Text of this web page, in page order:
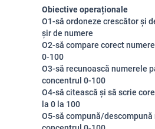
Obiective operaționale
O1-să ordoneze crescător și
șir de numere
O2-să compare corect
0-100
O3-să recunoască numerele
concentrul 0-100
O4-să citească și să scrie
la 0 la 100
O5-să compună/descompună